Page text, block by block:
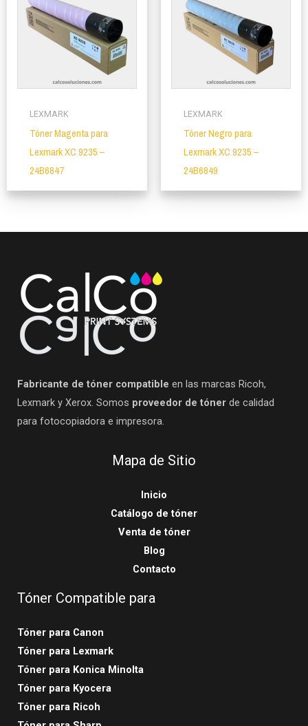
LEXMARK
Tóner Magenta para
Lexmark XC 9235 –
24B6847
LEXMARK
Tóner Negro para
Lexmark XC 9235 –
24B6849
Fabricante de tóner compatible en las marcas Ricoh,
Lexmark y Xerox. Somos proveedor de tóner de calidad
para fotocopiadora e impresora.
Mapa de Sitio
Inicio
Catálogo de tóner
Venta de tóner
Blog
Contacto
Tóner Compatible para
Tóner para Canon
Tóner para Lexmark
Tóner para Konica Minolta
Tóner para Kyocera
Tóner para Ricoh